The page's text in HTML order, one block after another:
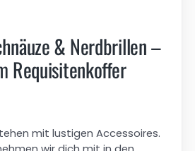
& Nerdbrillen –
Requisitenkoffer
mit lustigen Accessoires.